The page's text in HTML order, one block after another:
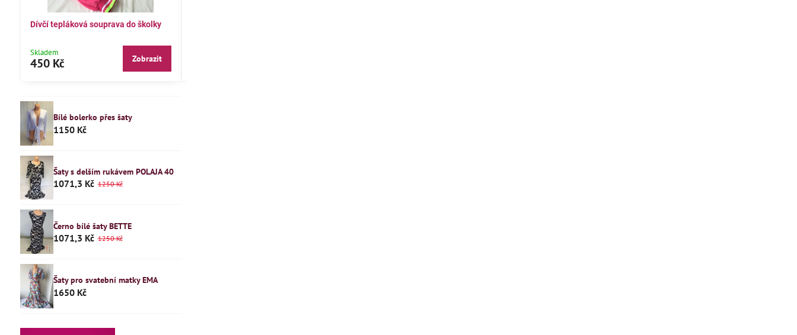
Dívčí tepláková souprava do školky
Skladem
450 Kč Zobrazit
Bílé bolerko přes šaty
1150 Kč
Šaty s delším rukávem POLAJA 40
1071,3 Kč 1250 Kč
Černo bílé šaty BETTE
1071,3 Kč 1250 Kč
Šaty pro svatební matky EMA
1650 Kč